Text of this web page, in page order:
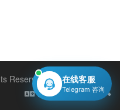
Reserved.
Hrvatski
在线客服
Telegram 咨询